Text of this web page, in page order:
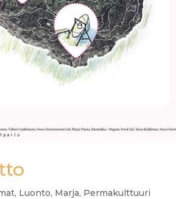
, Luonto, Marja, Permakulttuuri